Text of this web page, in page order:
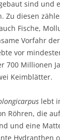
sind und
Zu diesen
Fische,
Vorfahr
vor
700 Millionen
Keimblätter.
lebt
Röhren, die
und eine
Hydranthen